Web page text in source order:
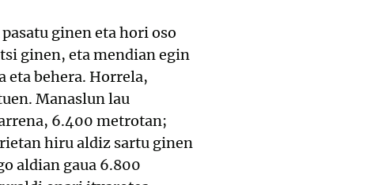
ginen eta hori oso
ginen, eta mendian egin
eta behera. Horrela,
Manaslun lau
6.400 metrotan;
hiru aldiz sartu ginen
aldian gaua 6.800